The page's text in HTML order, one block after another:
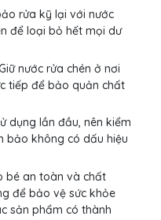
rửa kỹ lại với nước
để loại bỏ hết mọi dư
nước rửa chén ở nơi
tiếp để bảo quản chất
dụng lần đầu, nên kiểm
bảo không có dấu hiệu
bé an toàn và chất
để bảo vệ sức khỏe
sản phẩm có thành